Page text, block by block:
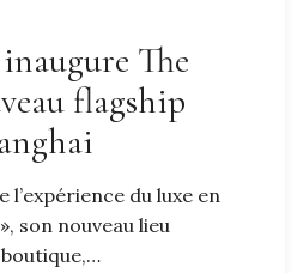
The
flagship
du luxe en
son nouveau lieu